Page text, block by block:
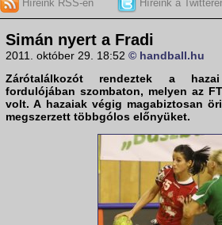
Híreink RSS-en Híreink a
Simán nyert a Fradi
2011. október 29. 18:52 © handball.hu
Zárótalálkozót rendeztek a
fordulójában szombaton, melyen az
volt. A hazaiak végig magabiztosan
megszerzett többgólos előnyüket.